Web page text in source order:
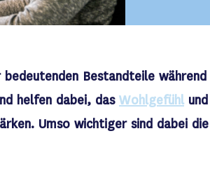
bedeutenden Bestandteile
helfen dabei, das Wohlgefühl
Umso wichtiger sind dabei